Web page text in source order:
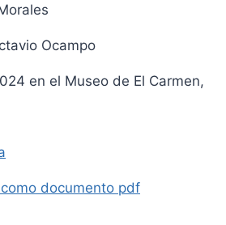
Ocampo
en el Museo de El Carmen,
documento pdf